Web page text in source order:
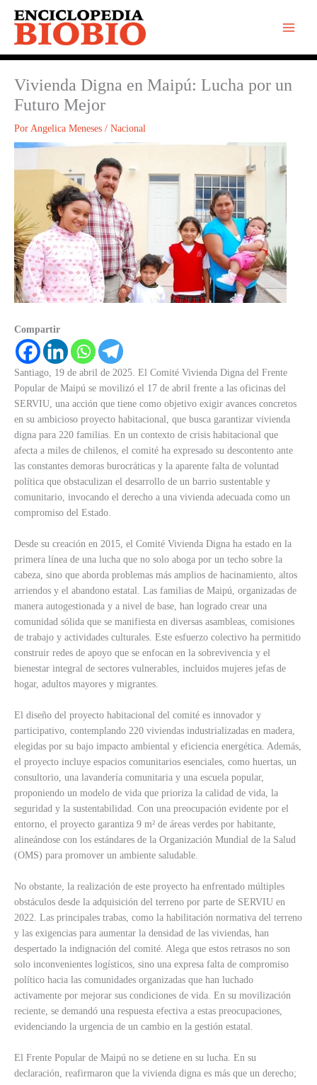
contenido
Vivienda Digna en Maipú: Lucha por un
Futuro Mejor
Por Angelica Meneses / Nacional
Compartir
Santiago, 19 de abril de 2025. El Comité Vivienda Digna del Frente
Popular de Maipú se movilizó el 17 de abril frente a las oficinas del
SERVIU, una acción que tiene como objetivo exigir avances concretos
en su ambicioso proyecto habitacional, que busca garantizar vivienda
digna para 220 familias. En un contexto de crisis habitacional que
afecta a miles de chilenos, el comité ha expresado su descontento ante
las constantes demoras burocráticas y la aparente falta de voluntad
política que obstaculizan el desarrollo de un barrio sustentable y
comunitario, invocando el derecho a una vivienda adecuada como un
compromiso del Estado.
Desde su creación en 2015, el Comité Vivienda Digna ha estado en la
primera línea de una lucha que no solo aboga por un techo sobre la
cabeza, sino que aborda problemas más amplios de hacinamiento, altos
arriendos y el abandono estatal. Las familias de Maipú, organizadas de
manera autogestionada y a nivel de base, han logrado crear una
comunidad sólida que se manifiesta en diversas asambleas, comisiones
de trabajo y actividades culturales. Este esfuerzo colectivo ha permitido
construir redes de apoyo que se enfocan en la sobrevivencia y el
bienestar integral de sectores vulnerables, incluidos mujeres jefas de
hogar, adultos mayores y migrantes.
El diseño del proyecto habitacional del comité es innovador y
participativo, contemplando 220 viviendas industrializadas en madera,
elegidas por su bajo impacto ambiental y eficiencia energética. Además,
el proyecto incluye espacios comunitarios esenciales, como huertas, un
consultorio, una lavandería comunitaria y una escuela popular,
proponiendo un modelo de vida que prioriza la calidad de vida, la
seguridad y la sustentabilidad. Con una preocupación evidente por el
entorno, el proyecto garantiza 9 m² de áreas verdes por habitante,
alineándose con los estándares de la Organización Mundial de la Salud
(OMS) para promover un ambiente saludable.
No obstante, la realización de este proyecto ha enfrentado múltiples
obstáculos desde la adquisición del terreno por parte de SERVIU en
2022. Las principales trabas, como la habilitación normativa del terreno
y las exigencias para aumentar la densidad de las viviendas, han
despertado la indignación del comité. Alega que estos retrasos no son
solo inconvenientes logísticos, sino una expresa falta de compromiso
político hacia las comunidades organizadas que han luchado
activamente por mejorar sus condiciones de vida. En su movilización
reciente, se demandó una respuesta efectiva a estas preocupaciones,
evidenciando la urgencia de un cambio en la gestión estatal.
El Frente Popular de Maipú no se detiene en su lucha. En su
declaración, reafirmaron que la vivienda digna es más que un derecho;